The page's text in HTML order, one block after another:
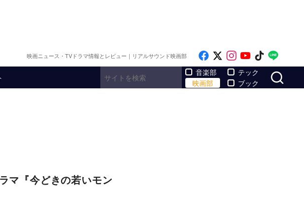
映画ニュース・TVドラマ情報とレビュー｜リアルサウンド映画部 Like on Facebook
Follow on x
Follow on
Follow on
Follow
音楽部
映画部
テック
ブック
マ『今どきの若いモン